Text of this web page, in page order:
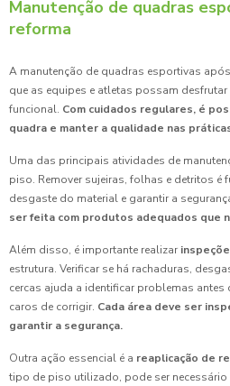
Manutenção de quadras
reforma
A manutenção de quadras esportivas
que as equipes e atletas possam
funcional. Com cuidados regulares, é
quadra e manter a qualidade nas
Uma das principais atividades de
piso. Remover sujeiras, folhas e detritos é
desgaste do material e garantir a
ser feita com produtos adequados que
Além disso, é importante realizar
estrutura. Verificar se há rachaduras,
cercas ajuda a identificar problemas antes
caros de corrigir. Cada área deve ser
garantir a segurança.
Outra ação essencial é a reaplicação de
tipo de piso utilizado, pode ser